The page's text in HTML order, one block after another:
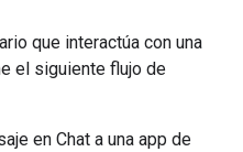
que interactúa con una
el siguiente flujo de
en Chat a una app de